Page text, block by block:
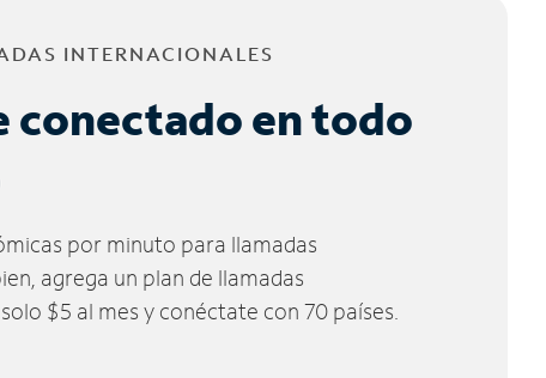
INTERNACIONALES
conectado en todo
por minuto para llamadas
agrega un plan de llamadas
$5 al mes y conéctate con 70 países.